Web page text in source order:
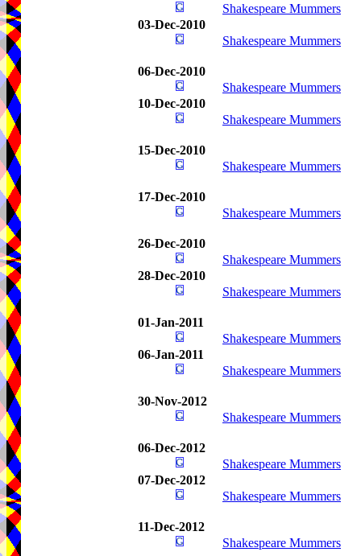
Shakespeare Mummers
03-Dec-2010
Shakespeare Mummers
06-Dec-2010
Shakespeare Mummers
10-Dec-2010
Shakespeare Mummers
15-Dec-2010
Shakespeare Mummers
17-Dec-2010
Shakespeare Mummers
26-Dec-2010
Shakespeare Mummers
28-Dec-2010
Shakespeare Mummers
01-Jan-2011
Shakespeare Mummers
06-Jan-2011
Shakespeare Mummers
30-Nov-2012
Shakespeare Mummers
06-Dec-2012
Shakespeare Mummers
07-Dec-2012
Shakespeare Mummers
11-Dec-2012
Shakespeare Mummers